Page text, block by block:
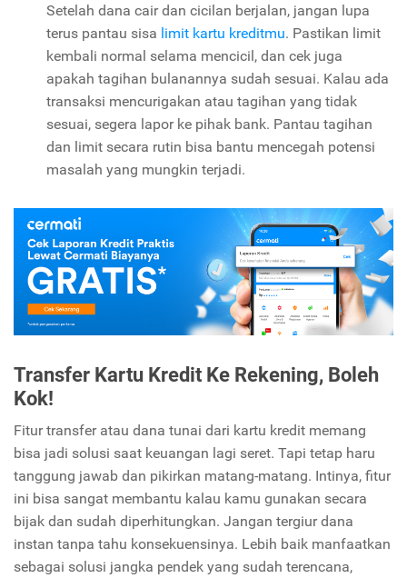
Setelah dana cair dan cicilan berjalan, jangan lupa
terus pantau sisa limit kartu kreditmu. Pastikan limit
kembali normal selama mencicil, dan cek juga
apakah tagihan bulanannya sudah sesuai. Kalau ada
transaksi mencurigakan atau tagihan yang tidak
sesuai, segera lapor ke pihak bank. Pantau tagihan
dan limit secara rutin bisa bantu mencegah potensi
masalah yang mungkin terjadi.
Transfer Kartu Kredit Ke Rekening, Boleh
Kok!
Fitur transfer atau dana tunai dari kartu kredit memang
bisa jadi solusi saat keuangan lagi seret. Tapi tetap haru
tanggung jawab dan pikirkan matang-matang. Intinya, fitur
ini bisa sangat membantu kalau kamu gunakan secara
bijak dan sudah diperhitungkan. Jangan tergiur dana
instan tanpa tahu konsekuensinya. Lebih baik manfaatkan
sebagai solusi jangka pendek yang sudah terencana,